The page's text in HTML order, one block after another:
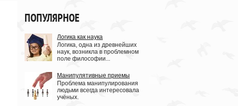
ПОПУЛЯРНОЕ
Логика как наука
Логика, одна из древнейших
наук, возникла в проблемном
поле философии...
Манипулятивные приемы
Проблема манипулирования
людьми всегда интересовала
учёных.